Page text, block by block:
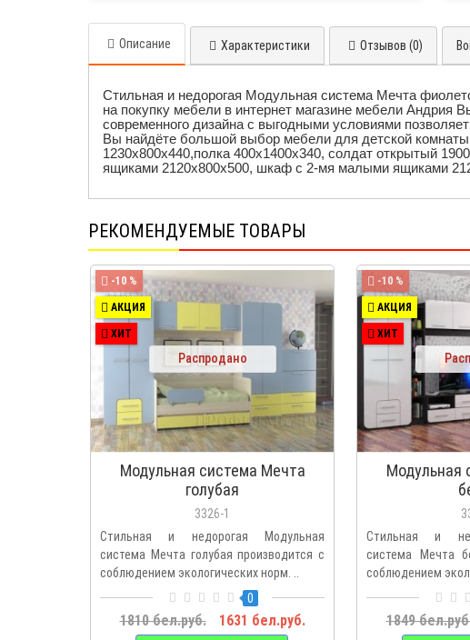
Описание Характеристики Отзывов (0)
Стильная и недорогая Модульная система Мечта
на покупку мебели в интернет магазине мебели
современного дизайна с выгодными условиями
Вы найдёте большой выбор мебели для детской
1230х800х440,полка 400х1400х340, солдат открытый
ящиками 2120х800х500, шкаф с 2-мя малыми ящиками
РЕКОМЕНДУЕМЫЕ ТОВАРЫ
-10 %
АКЦИЯ
ХИТ
Распродано
Модульная система Мечта
голубая
3326-1
Стильная и недорогая Модульная
система Мечта голубая производится с
соблюдением экологических норм. ..
0
1810 бел.руб. 1631 бел.руб.
-10 %
АКЦИЯ
ХИТ
Модульная
Стильная и
система Мечта
соблюдением
1849